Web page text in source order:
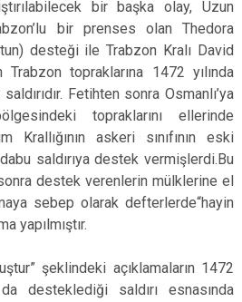
bir başka olay, Uzun
bir prenses olan Thedora
desteği ile Trabzon Kralı David
Trabzon topraklarına 1472 yılında
Fetihten sonra Osmanlı’ya
topraklarını ellerinde
Krallığının askeri sınıfının eski
saldırıya destek vermişlerdi.Bu
destek verenlerin mülklerine el
sebep olarak defterlerde“hayin
yapılmıştır.
şeklindeki açıklamaların 1472
da desteklediği saldırı esnasında